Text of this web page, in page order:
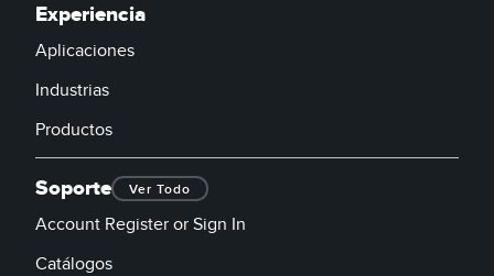
Experiencia
Aplicaciones
Industrias
Productos
Soporte Ver Todo
Account Register or Sign In
Catálogos